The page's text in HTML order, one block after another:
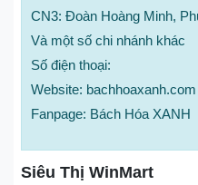
CN3: Đoàn Hoàng Minh,
Và một số chi nhánh khác
Số điện thoại:
Website: bachhoaxanh.com
Fanpage: Bách Hóa XANH
Siêu Thị WinMart